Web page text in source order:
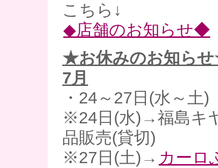
こちら↓
◆店舗のお知らせ◆
★お休みのお知ら
7月
・24～27日(水～土)
※24日(水)→福島キ
品販売(貸切)
※27日(土)→ カーロ